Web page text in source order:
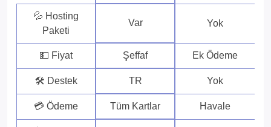
💦 Hosting
Paketi
Var Yok
💵 Fiyat Şeffaf Ek Ödeme
🛠 Destek TR Yok
💳 Ödeme Tüm Kartlar Havale